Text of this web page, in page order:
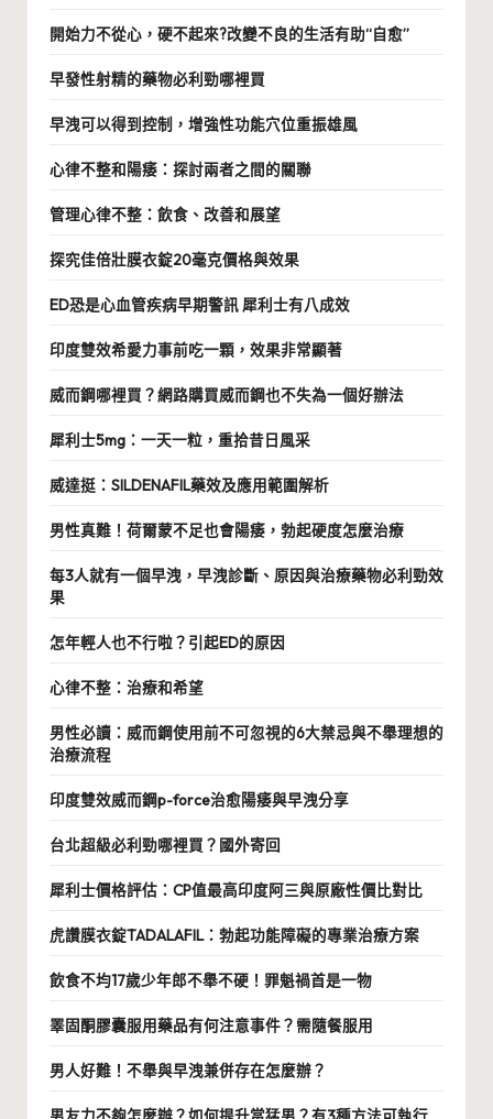
開始力不從心，硬不起來?改變不良的生活有助“自愈”
早發性射精的藥物必利勁哪裡買
早洩可以得到控制，增強性功能穴位重振雄風
心律不整和陽痿：探討兩者之間的關聯
管理心律不整：飲食、改善和展望
探究佳倍壯膜衣錠20毫克價格與效果
ED恐是心血管疾病早期警訊 犀利士有八成效
印度雙效希愛力事前吃一顆，效果非常顯著
威而鋼哪裡買？網路購買威而鋼也不失為一個好辦法
犀利士5mg：一天一粒，重拾昔日風采
威達挺：SILDENAFIL藥效及應用範圍解析
男性真難！荷爾蒙不足也會陽痿，勃起硬度怎麼治療
每3人就有一個早洩，早洩診斷、原因與治療藥物必利勁效
果
怎年輕人也不行啦？引起ED的原因
心律不整：治療和希望
男性必讀：威而鋼使用前不可忽視的6大禁忌與不舉理想的
治療流程
印度雙效威而鋼p-force治愈陽痿與早洩分享
台北超級必利勁哪裡買？國外寄回
犀利士價格評估：CP值最高印度阿三與原廠性價比對比
虎讚膜衣錠TADALAFIL：勃起功能障礙的專業治療方案
飲食不均17歲少年郎不舉不硬！罪魁禍首是一物
睪固酮膠囊服用藥品有何注意事件？需隨餐服用
男人好難！不舉與早洩兼併存在怎麼辦？